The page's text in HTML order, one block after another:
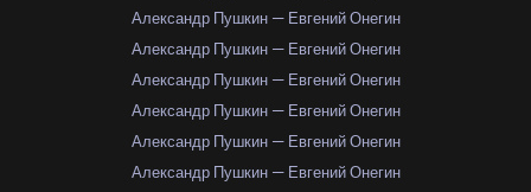
Александр Пушкин — Евгений Онегин
Александр Пушкин — Евгений Онегин
Александр Пушкин — Евгений Онегин
Александр Пушкин — Евгений Онегин
Александр Пушкин — Евгений Онегин
Александр Пушкин — Евгений Онегин